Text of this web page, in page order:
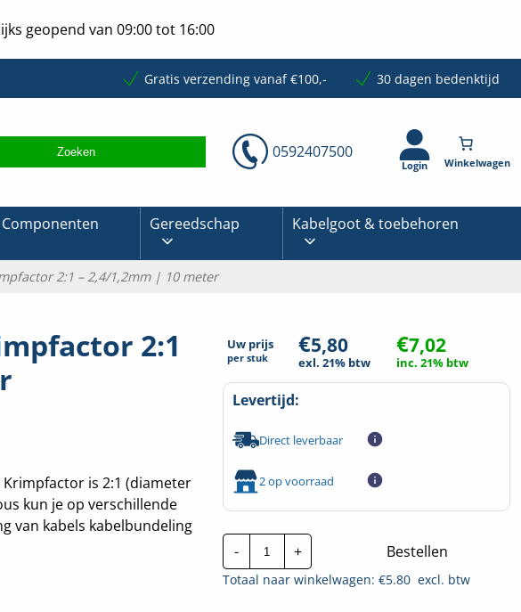
geopend van 09:00 tot 16:00
Gratis verzending vanaf €100,- 30 dagen bedenktijd
0592407500
Login
Gereedschap Kabelgoot & toebehoren
2:1 – 2,4/1,2mm | 10 meter
2:1
is 2:1 (diameter
kun je op verschillende
van kabels kabelbundeling
Uw prijs
per stuk €5,80
exl. 21% btw
€7,02
inc. 21% btw
Levertijd:
Direct leverbaar
2 op voorraad
-
Krimpkous
Zwart
-
Krimpfactor
+ Bestellen
Totaal naar winkelwagen: €5.80excl. btw